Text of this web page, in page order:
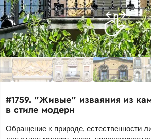
#1759. "Живые" изваяния из
в стиле модерн
Обращение к природе, естественности